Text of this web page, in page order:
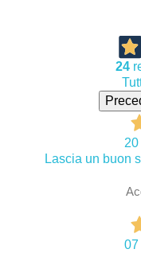
24
Lascia un buon
07